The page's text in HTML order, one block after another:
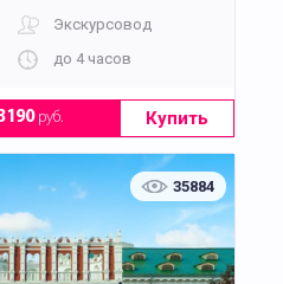
Экскурсовод
до 4 часов
руб. Купить
35884